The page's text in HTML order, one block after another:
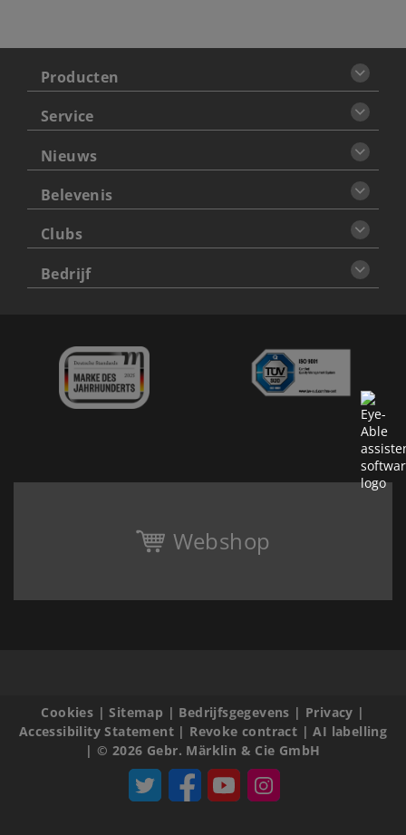
Producten
Service
Nieuws
Belevenis
Clubs
Bedrijf
Webshop
Cookies |Sitemap | Bedrijfsgegevens | Privacy |
Accessibility Statement| Revoke contract |AI labelling
|© 2026 Gebr. Märklin & Cie GmbH